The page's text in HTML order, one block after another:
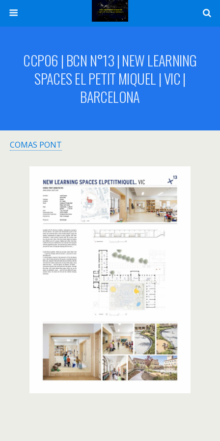
CCP06 | BCN N°13 | NEW LEARNING
SPACES EL PETIT MIQUEL | VIC |
BARCELONA
COMAS PONT